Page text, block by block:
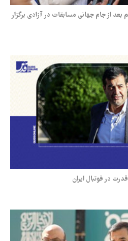
از جام‌ جهانی مسابقات در آزادی برگزار
در فوتبال ایران